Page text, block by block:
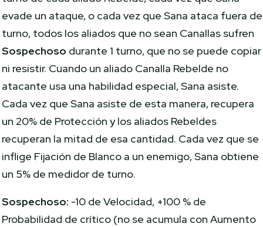
evade un ataque, o cada vez que Sana ataca fuera de
turno, todos los aliados que no sean Canallas sufren
Sospechoso durante 1 turno, que no se puede copiar
ni resistir. Cuando un aliado Canalla Rebelde no
atacante usa una habilidad especial, Sana asiste.
Cada vez que Sana asiste de esta manera, recupera
un 20% de Protección y los aliados Rebeldes
recuperan la mitad de esa cantidad. Cada vez que se
inflige Fijación de Blanco a un enemigo, Sana obtiene
un 5% de medidor de turno.
Sospechoso: -10 de Velocidad, +100 % de
Probabilidad de crítico (no se acumula con Aumento